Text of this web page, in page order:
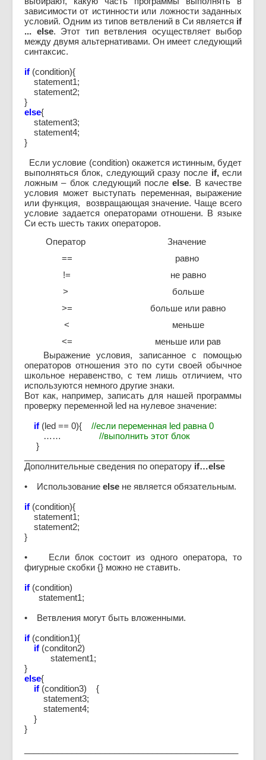
зависимости от истинности или ложности заданных
условий. Одним из типов ветвлений в Си является if
... else. Этот тип ветвления осуществляет выбор
между двумя альтернативами. Он имеет следующий
синтаксис.
if (condition){
statement1;
statement2;
}
else{
statement3;
statement4;
}
Если условие (condition) окажется истинным, будет
выполняться блок, следующий сразу после if,если
ложным – блок следующий послеelse. В качестве
условия может выступать переменная, выражение
или функция, возвращающая значение. Чаще всего
условие задается операторами отношени. В языке
Си есть шесть таких операторов.
Оператор
Значение
==
равно
!=
не равно
>
больше
>=
больше или равно
<
меньше
<=
меньше или рав
Выражение условия, записанное с помощью
операторов отношения это по сути своей обычное
школьное неравенство, с тем лишь отличием, что
используются немного другие знаки.
Вот как, например, записать для нашей программы
проверку переменной led на нулевое значение:
if (led == 0){ //если переменная led равна 0
…… //выполнить этот блок
}
Дополнительные сведения по оператору if…else
• Использование else не является обязательным.
if (condition){
statement1;
statement2;
}
• Если блок состоит из одного оператора, то
фигурные скобки {} можно не ставить.
if (condition)
statement1;
• Ветвления могут быть вложенными.
if (condition1){
if (conditon2)
statement1;
}
else{
if (condition3) {
statement3;
statement4;
}
}